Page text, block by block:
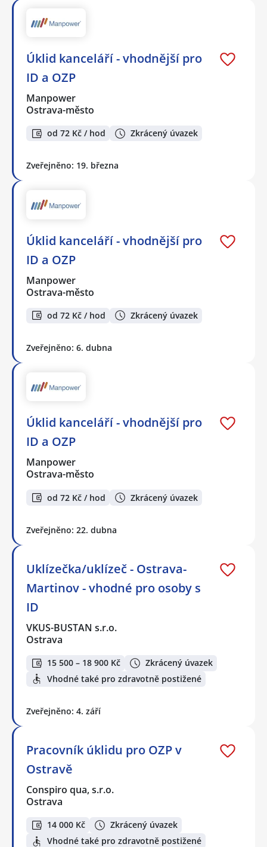
Úklid kanceláří - vhodnější pro
ID a OZP
Manpower
Ostrava-město
od 72 Kč / hod Zkrácený úvazek
Zveřejněno: 19. března
Úklid kanceláří - vhodnější pro
ID a OZP
Manpower
Ostrava-město
od 72 Kč / hod Zkrácený úvazek
Zveřejněno: 6. dubna
Úklid kanceláří - vhodnější pro
ID a OZP
Manpower
Ostrava-město
od 72 Kč / hod Zkrácený úvazek
Zveřejněno: 22. dubna
Uklízečka/uklízeč - Ostrava-
Martinov - vhodné pro osoby s
ID
VKUS-BUSTAN s.r.o.
Ostrava
15 500 – 18 900 Kč
Zkrácený úvazek
Vhodné také pro zdravotně postižené
Zveřejněno: 4. září
Pracovník úklidu pro OZP v
Ostravě
Conspiro qua, s.r.o.
Ostrava
14 000 Kč
Zkrácený úvazek
Vhodné také pro zdravotně postižené